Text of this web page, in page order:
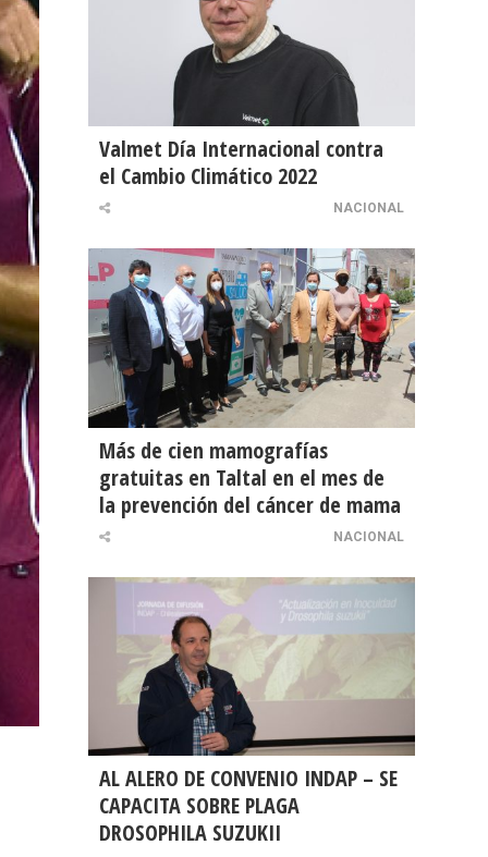
Valmet Día Internacional contra
el Cambio Climático 2022
NACIONAL
Más de cien mamografías
gratuitas en Taltal en el mes de
la prevención del cáncer de mama
NACIONAL
AL ALERO DE CONVENIO INDAP – SE
CAPACITA SOBRE PLAGA
DROSOPHILA SUZUKII